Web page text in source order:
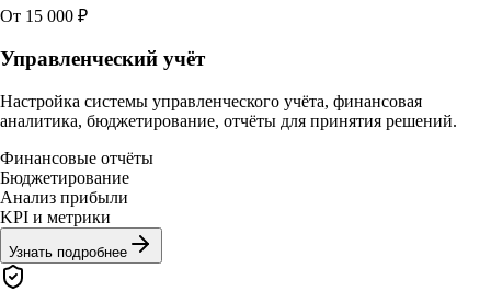
От 15 000 ₽
Управленческий учёт
Настройка системы управленческого учёта, финансовая
аналитика, бюджетирование, отчёты для принятия решений.
Финансовые отчёты
Бюджетирование
Анализ прибыли
KPI и метрики
Узнать подробнее